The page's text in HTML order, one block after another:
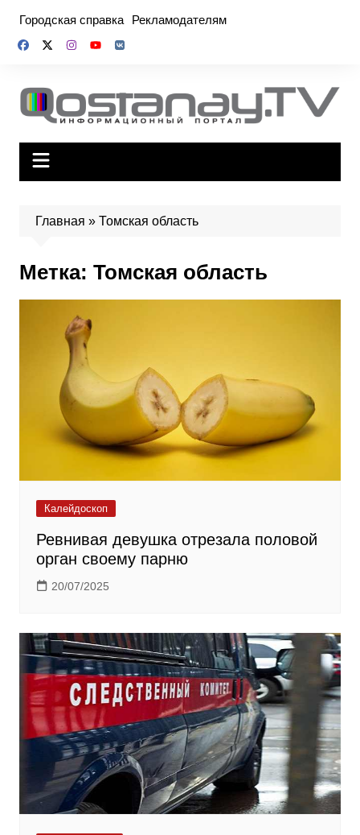
содержимому
Городская справка Рекламодателям
Главная » Томская область
Метка: Томская область
Калейдоскоп
Ревнивая девушка отрезала половой
орган своему парню
20/07/2025